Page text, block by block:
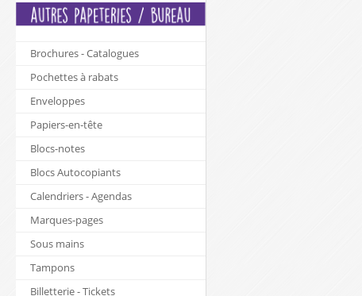
Brochures - Catalogues
Pochettes à rabats
Enveloppes
Papiers-en-tête
Blocs-notes
Blocs Autocopiants
Calendriers - Agendas
Marques-pages
Sous mains
Tampons
Billetterie - Tickets